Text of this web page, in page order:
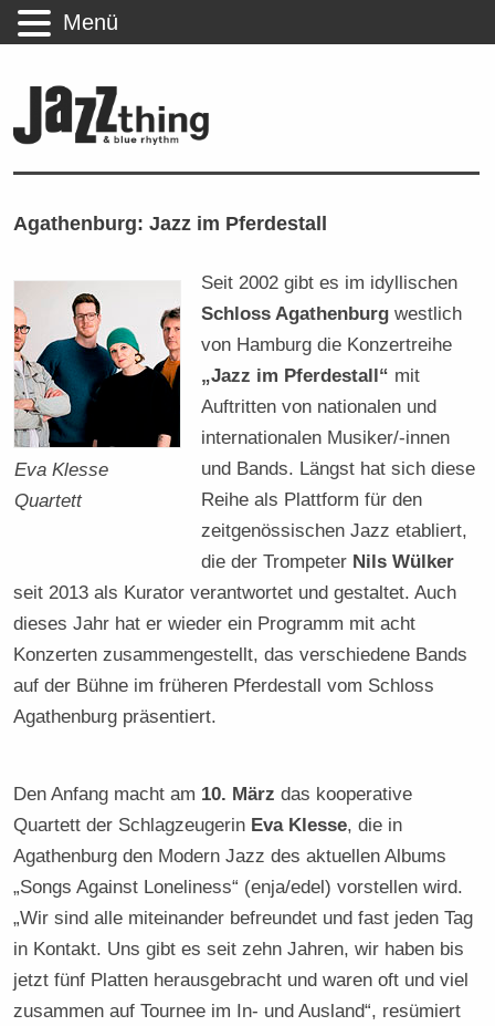
Agathenburg: Jazz im Pferdestall
Eva Klesse
Quartett
Seit 2002 gibt es im idyllischen
Schloss Agathenburg westlich
von Hamburg die Konzertreihe
„Jazz im Pferdestall“ mit
Auftritten von nationalen und
internationalen Musiker/-innen
und Bands. Längst hat sich diese
Reihe als Plattform für den
zeitgenössischen Jazz etabliert,
die der Trompeter Nils Wülker
seit 2013 als Kurator verantwortet und gestaltet. Auch
dieses Jahr hat er wieder ein Programm mit acht
Konzerten zusammengestellt, das verschiedene Bands
auf der Bühne im früheren Pferdestall vom Schloss
Agathenburg präsentiert.
Den Anfang macht am 10. März das kooperative
Quartett der Schlagzeugerin Eva Klesse, die in
Agathenburg den Modern Jazz des aktuellen Albums
„Songs Against Loneliness“ (enja/edel) vorstellen wird.
„Wir sind alle miteinander befreundet und fast jeden Tag
in Kontakt. Uns gibt es seit zehn Jahren, wir haben bis
jetzt fünf Platten herausgebracht und waren oft und viel
zusammen auf Tournee im In- und Ausland“, resümiert
Menü